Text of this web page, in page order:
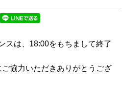
スは、18:00をもちまして終了
協力いただきありがとうござ